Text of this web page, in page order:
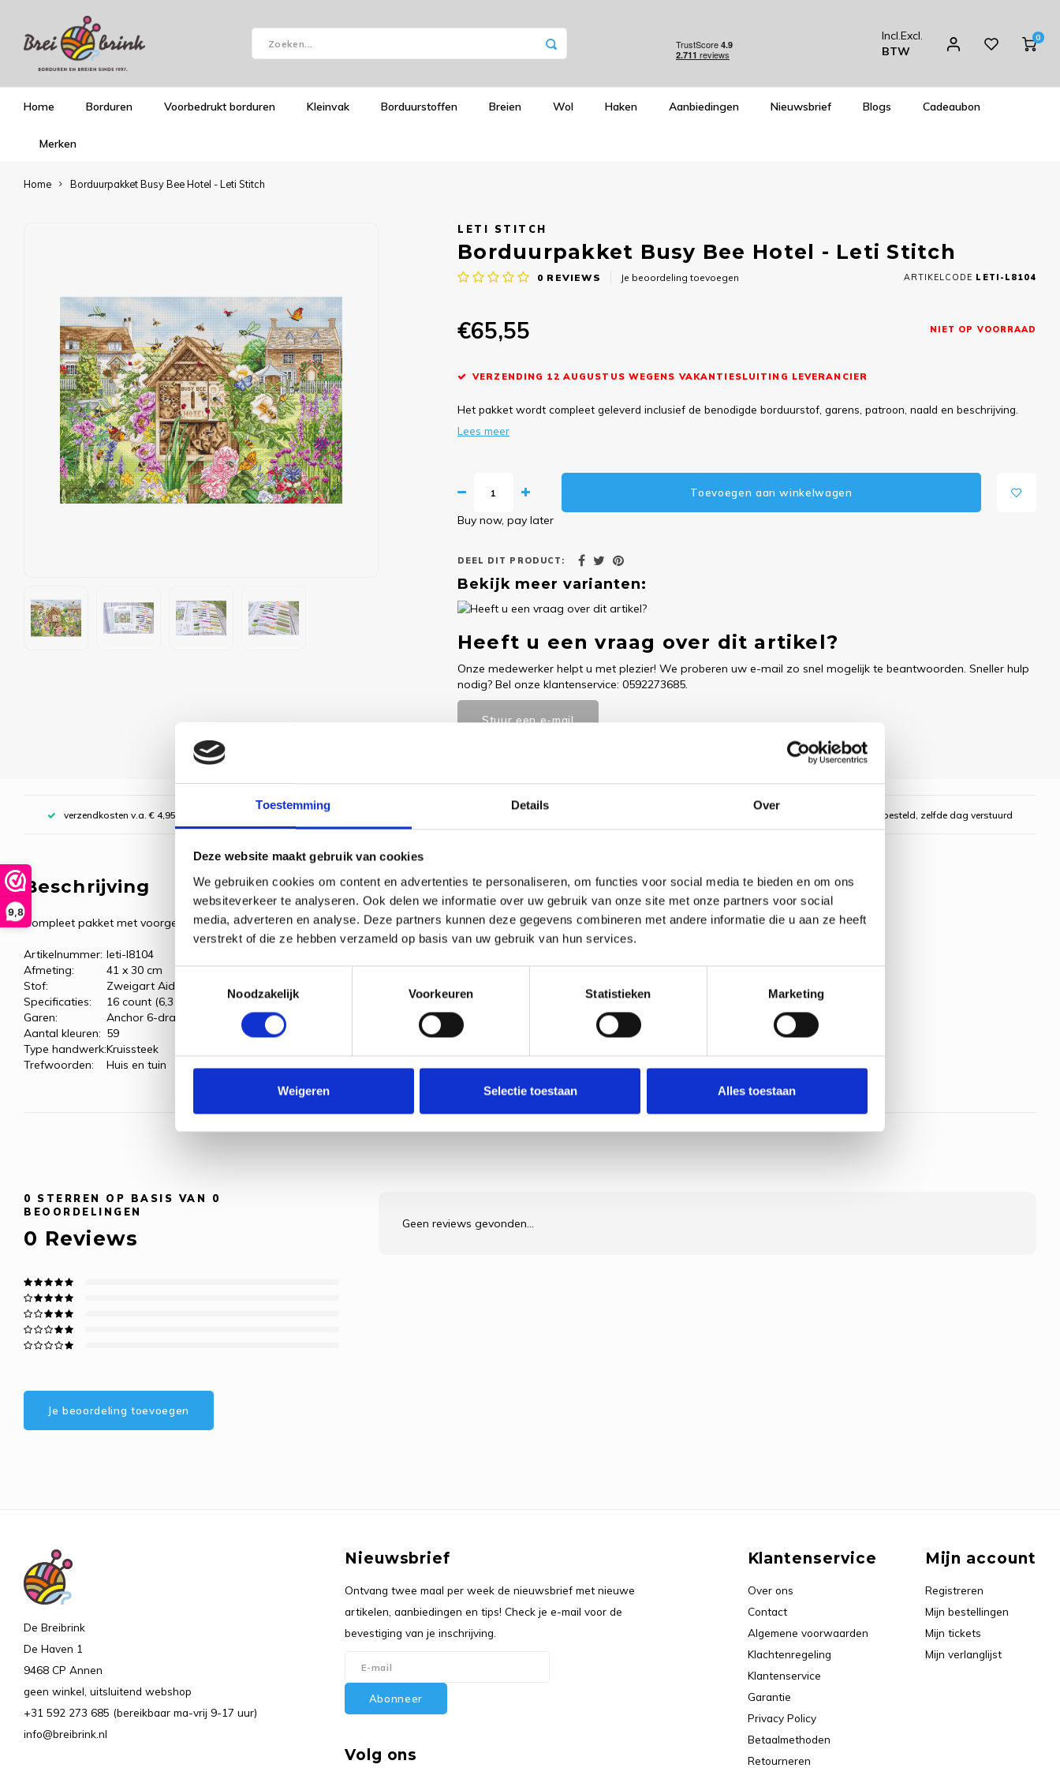
Toestemming Details Over
Deze website maakt gebruik van cookies
We gebruiken cookies om content en advertenties te personaliseren, om functies voor social media te bieden en om ons
websiteverkeer te analyseren. Ook delen we informatie over uw gebruik van onze site met onze partners voor social
media, adverteren en analyse. Deze partners kunnen deze gegevens combineren met andere informatie die u aan ze heeft
verstrekt of die ze hebben verzameld op basis van uw gebruik van hun services.
Noodzakelijk
Voorkeuren Statistieken Marketing
Weigeren Selectie toestaan Alles toestaan
9,8
Incl.Excl.
BTW
0
Home Borduren Voorbedrukt borduren Kleinvak Borduurstoffen Breien Wol Haken Aanbiedingen Nieuwsbrief Blogs Cadeaubon
Merken
Home Borduurpakket Busy Bee Hotel - Leti Stitch
LETI STITCH
Borduurpakket Busy Bee Hotel - Leti Stitch
0 REVIEWS Je beoordeling toevoegen ARTIKELCODE LETI-L8104
€65,55 NIET OP VOORRAAD
VERZENDING 12 AUGUSTUS WEGENS VAKANTIESLUITING LEVERANCIER
Het pakket wordt compleet geleverd inclusief de benodigde borduurstof, garens, patroon, naald en beschrijving.
Lees meer
Toevoegen aan winkelwagen
Buy now, pay later
DEEL DIT PRODUCT:
Bekijk meer varianten:
Heeft u een vraag over dit artikel?
Onze medewerker helpt u met plezier! We proberen uw e-mail zo snel mogelijk te beantwoorden. Sneller hulp
nodig? Bel onze klantenservice: 0592273685.
Stuur een e-mail
verzendkosten v.a. € 4,95, boven € 70,00 gratis (NL) Voor 16:00 uur besteld, zelfde dag verstuurd
Beschrijving
Compleet pakket met voorgesorteerde borduurgarens.
Artikelnummer: leti-l8104
Afmeting:
41 x 30 cm
Stof:
Zweigart Aida, wit
Specificaties:
16 count (6,3 kr/cm)
Garen:
Anchor 6-draads borduurgaren
Aantal kleuren: 59
Type handwerk:Kruissteek
Trefwoorden:
Huis en tuin
0 STERREN OP BASIS VAN 0
BEOORDELINGEN
0 Reviews
Je beoordeling toevoegen
Geen reviews gevonden...
De Breibrink
De Haven 1
9468 CP Annen
geen winkel, uitsluitend webshop
+31 592 273 685 (bereikbaar ma-vrij 9-17 uur)
info@breibrink.nl
Nieuwsbrief
Ontvang twee maal per week de nieuwsbrief met nieuwe
artikelen, aanbiedingen en tips! Check je e-mail voor de
bevestiging van je inschrijving.
Abonneer
Volg ons
Klantenservice
Over ons
Contact
Algemene voorwaarden
Klachtenregeling
Klantenservice
Garantie
Privacy Policy
Betaalmethoden
Retourneren
Mijn account
Registreren
Mijn bestellingen
Mijn tickets
Mijn verlanglijst